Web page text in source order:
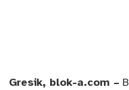
Gresik, blok-a.com –